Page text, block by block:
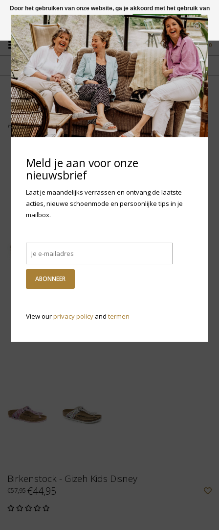
Vragen? App naar +31 58 250 1503
0
GRATIS VERZENDING NL
Vanaf € 75,-
FYSIEKE WINKEL
in Mantgum (frl)
fdad
Home>Birkenstock - Gizeh Kids Disney
Birkenstock - Gizeh Kids Disney
€57,95€44,95
Door het gebruiken van onze website, ga je akkoord met het gebruik van
cookies om onze website te verbeteren.
Dit bericht verbergen
Meer over cookies »
Meld je aan voor onze
nieuwsbrief
Laat je maandelijks verrassen en ontvang de laatste
acties, nieuwe schoenmode en persoonlijke tips in je
mailbox.
ABONNEER
View ourprivacy policyand termen